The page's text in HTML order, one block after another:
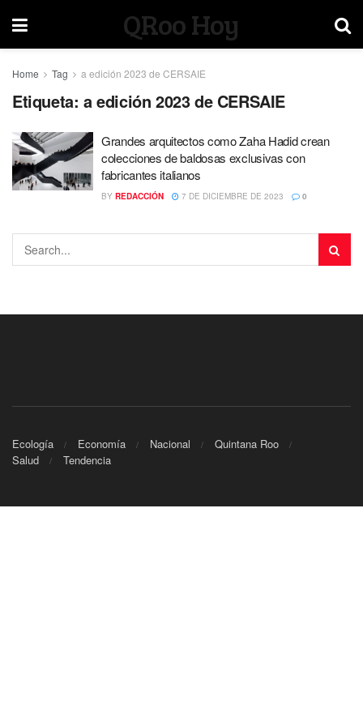
QRoo Hoy
Home Tag a edición 2023 de CERSAIE
Etiqueta: a edición 2023 de CERSAIE
Grandes arquitectos como Zaha Hadid crean
colecciones de baldosas exclusivas con
fabricantes italianos
BY REDACCIÓN 7 DE DICIEMBRE DE 2023 0
Ecología Economía Nacional
Quintana Roo
Salud
Tendencia